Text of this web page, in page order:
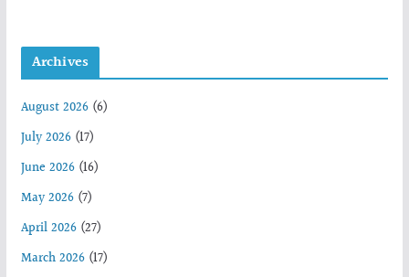
Archives
August 2026(6)
July 2026(17)
June 2026(16)
May 2026(7)
April 2026(27)
March 2026(17)